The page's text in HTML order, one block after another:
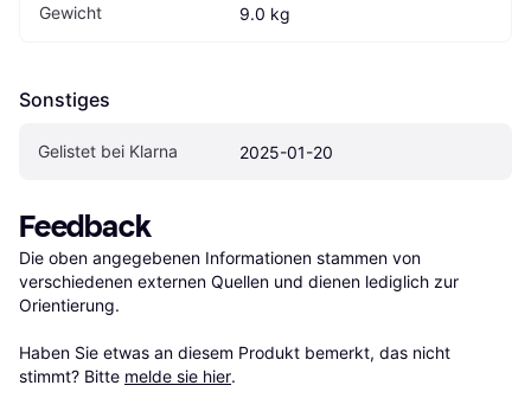
Gewicht 9.0 kg
Sonstiges
Gelistet bei Klarna 2025-01-20
Feedback
Die oben angegebenen Informationen stammen von
verschiedenen externen Quellen und dienen lediglich zur
Orientierung.
Haben Sie etwas an diesem Produkt bemerkt, das nicht
stimmt? Bitte melde sie hier.